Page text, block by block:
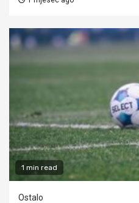
1 min read
Ostalo